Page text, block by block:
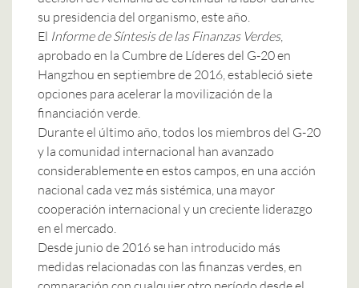
su presidencia del organismo, este año.
El Informe de Síntesis de las Finanzas Verdes,
aprobado en la Cumbre de Líderes del G-20 en
Hangzhou en septiembre de 2016, estableció siete
opciones para acelerar la movilización de la
financiación verde.
Durante el último año, todos los miembros del G-20
y la comunidad internacional han avanzado
considerablemente en estos campos, en una acción
nacional cada vez más sistémica, una mayor
cooperación internacional y un creciente liderazgo
en el mercado.
Desde junio de 2016 se han introducido más
medidas relacionadas con las finanzas verdes, en